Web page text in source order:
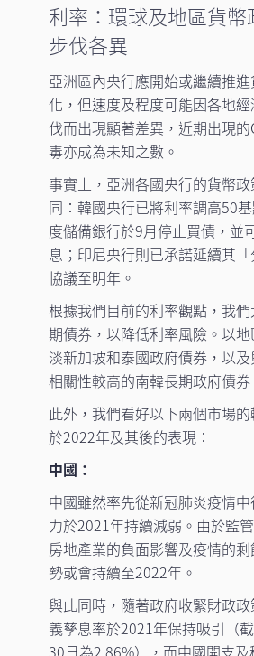
利率：環球及地區貨幣
步伐各異
亞洲區內央行應開始或繼續推
化，但速度及程度可能因各地
伐而出現顯著差異，近期出現
毒亦成為未知之數。
事實上，亞洲各國央行的貨幣
同：韓國央行已將利率調高50
度儲備銀行於9月停止買債，並
息；印尼央行則已承諾延續其「
協議至明年。
根據我們目前的利率觀點，我
期債券，以降低利率風險。以
淡新加坡和泰國政府債券，以
相關性較高的南韓長期政府債券
此外，我們看好以下兩個市場
於2022年及其後的表現：
中國：
中國雖然率先從新冠肺炎疫情
力於2021年持續減弱。由於監
房地產業的負面影響及疫情的
勢或會持續至2022年。
與此同時，隨著政府收緊財政
義孳息率於2021年保持吸引（
30日為2.86%），而中國開支